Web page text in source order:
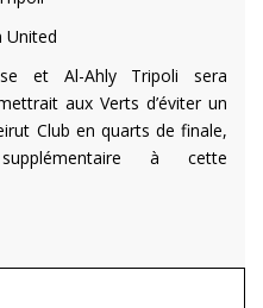
United
et Al-Ahly Tripoli sera
aux Verts d’éviter un
Club en quarts de finale,
à cette